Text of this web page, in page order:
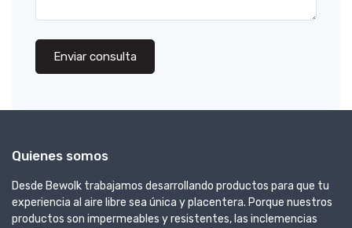
Enviar consulta
Quienes somos
Desde Bewolk trabajamos desarrollando productos para que tu
experiencia al aire libre sea única y placentera. Porque nuestros
productos son impermeables y resistentes, las inclemencias